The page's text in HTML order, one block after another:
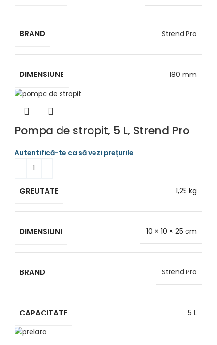
BRAND Strend Pro
DIMENSIUNE 180 mm
Pompa de stropit, 5 L, Strend Pro
GREUTATE 1,25 kg
DIMENSIUNI 10 × 10 × 25 cm
BRAND Strend Pro
CAPACITATE 5 L